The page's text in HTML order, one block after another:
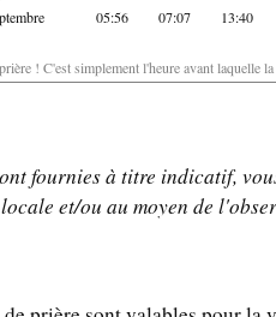
05:56 07:07 13:40
! C'est simplement l'heure avant laquelle
fournies à titre indicatif,
et/ou au moyen de